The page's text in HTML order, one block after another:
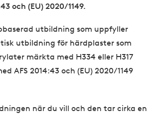
och (EU) 2020/1149.
utbildning som uppfyller
utbildning för härdplaster som
märkta med H334 eller H317
AFS 2014:43 och (EU) 2020/1149
när du vill och den tar cirka en